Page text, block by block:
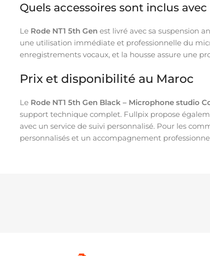
Quels accessoires sont inclus avec
Le Rode NT1 5th Gen est livré avec sa suspension
une utilisation immédiate et professionnelle du
enregistrements vocaux, et la housse assure une
Prix et disponibilité au Maroc
Le Rode NT1 5th Gen Black – Microphone studio
support technique complet. Fullpix propose
avec un service de suivi personnalisé. Pour les
personnalisés et un accompagnement